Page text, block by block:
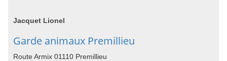
Jacquet Lionel
Garde animaux Premillieu
Route Armix 01110 Premillieu